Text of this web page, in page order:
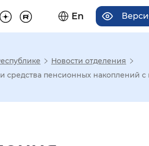
En
Новости отделения
пенсионных накоплений с